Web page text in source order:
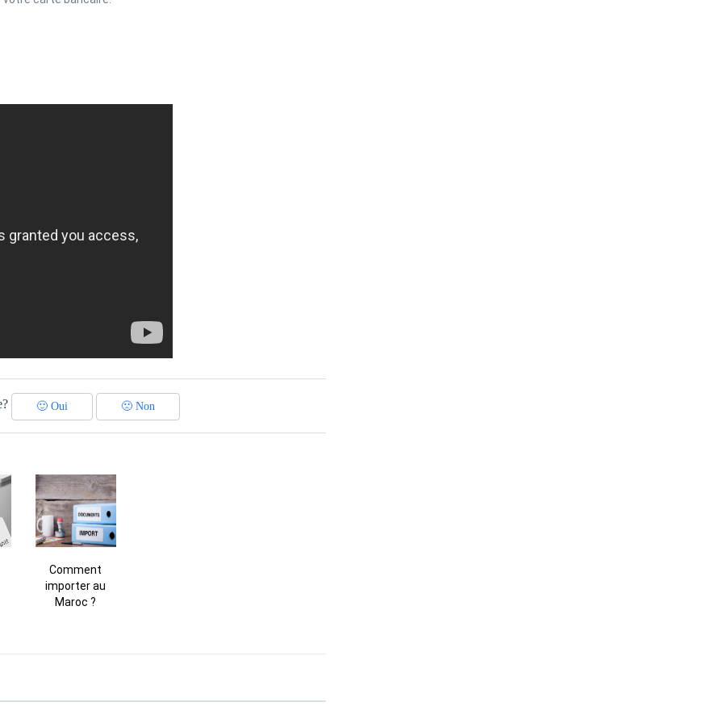
🙂Oui 🙁Non
Comment
importer au
Maroc ?